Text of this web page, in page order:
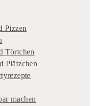
Pizzen
Törtchen
Plätzchen
machen